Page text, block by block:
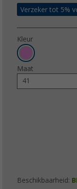
Verzeker tot 5%
Kleur
Maat
41
Beschikbaarheid: